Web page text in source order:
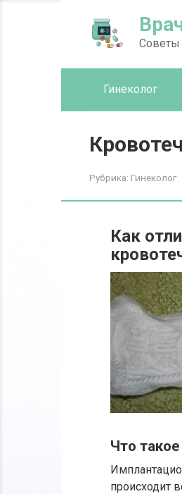
Советы
Гинеколог
Рубрика: Гинеколог
Как
Что
происходит